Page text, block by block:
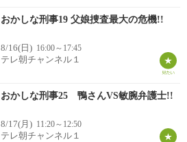
おかしな刑事19 父娘捜査最大の危機!!
8/16(日) 16:00～17:45
テレ朝チャンネル１
おかしな刑事25 鴨さんVS敏腕弁護士!!
8/17(月) 11:20～12:50
テレ朝チャンネル１